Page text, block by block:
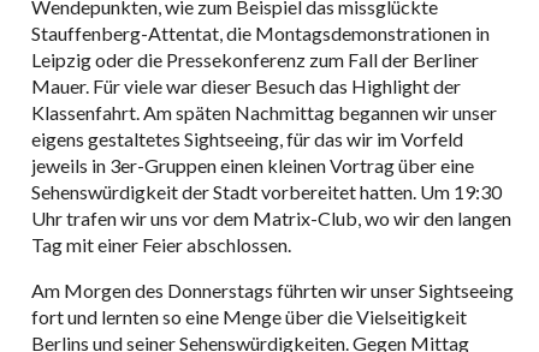
Wendepunkten, wie zum Beispiel das missglückte
Stauffenberg-Attentat, die Montagsdemonstrationen in
Leipzig oder die Pressekonferenz zum Fall der Berliner
Mauer. Für viele war dieser Besuch das Highlight der
Klassenfahrt. Am späten Nachmittag begannen wir unser
eigens gestaltetes Sightseeing, für das wir im Vorfeld
jeweils in 3er-Gruppen einen kleinen Vortrag über eine
Sehenswürdigkeit der Stadt vorbereitet hatten. Um 19:30
Uhr trafen wir uns vor dem Matrix-Club, wo wir den langen
Tag mit einer Feier abschlossen.
Am Morgen des Donnerstags führten wir unser Sightseeing
fort und lernten so eine Menge über die Vielseitigkeit
Berlins und seiner Sehenswürdigkeiten. Gegen Mittag